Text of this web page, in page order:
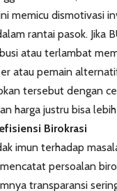
memicu dismotivasi
rantai pasok. Jika
atau terlambat
atau pemain
tersebut dengan
harga justru bisa
Birokrasi
imun terhadap
persoalan
transparansi